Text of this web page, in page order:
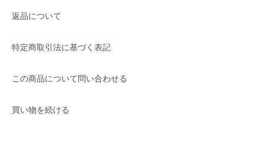
返品について
特定商取引法に基づく表記
この商品について問い合わせる
買い物を続ける